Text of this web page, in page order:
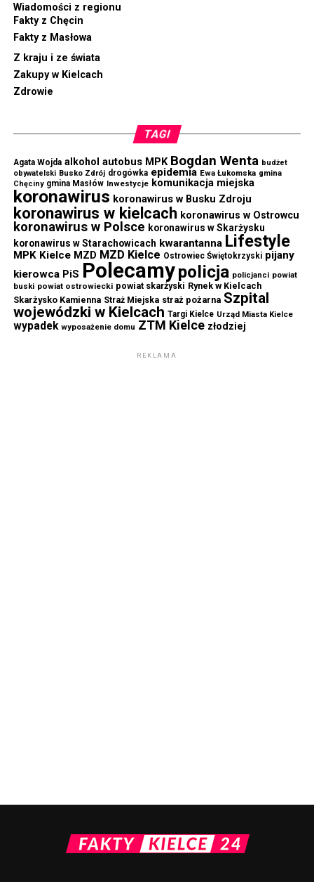
Wiadomości z regionu
Fakty z Chęcin
Fakty z Masłowa
Z kraju i ze świata
Zakupy w Kielcach
Zdrowie
TAGI
Agata Wojda alkohol autobus MPK Bogdan Wenta budżet
obywatelski Busko Zdrój drogówka epidemia Ewa Łukomska gmina
Chęciny gmina Masłów Inwestycje komunikacja miejska
koronawirus koronawirus w Busku Zdroju
koronawirus w kielcach koronawirus w Ostrowcu
koronawirus w Polsce koronawirus w Skarżysku
koronawirus w Starachowicach kwarantanna Lifestyle
MPK Kielce MZD MZD Kielce Ostrowiec Świętokrzyski pijany
kierowca PiS Polecamypolicja policjanci powiat
buski powiat ostrowiecki powiat skarżyski Rynek w Kielcach
Skarżysko Kamienna Straż Miejska straż pożarna Szpital
wojewódzki w Kielcach Targi Kielce Urząd Miasta Kielce
wypadek wyposażenie domu ZTM Kielce złodziej
REKLAMA